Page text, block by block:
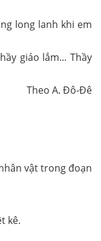
long lanh khi em
giáo lắm... Thầy
Theo A. Đô-Đê
vật trong đoạn
kê.